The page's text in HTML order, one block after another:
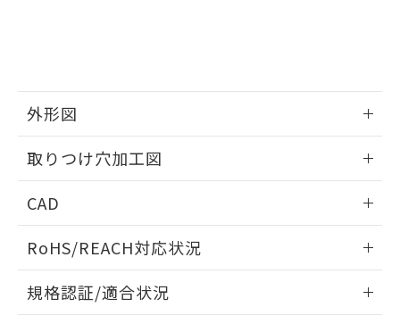
外形図
取りつけ穴加工図
CAD
ドすることができます。
ログイン/会員登録
RoHS/REACH対応状況
EU RoHS 注意事項・凡例
規格認証/適合状況
および当社の共同利用者が、当社の製
※当社の共同利用者とは、
の共同利用に関して"
の「1.共同利
とができます。
EU RoHS指令（10物質）の非含有証明書
ものではありません。
また、RoHS指令のフタル酸エステル類４
物質の対応では、対応完了までの期間は出
荷製品に未対応品が混在することから備考
欄に対応日を記載しておりました。